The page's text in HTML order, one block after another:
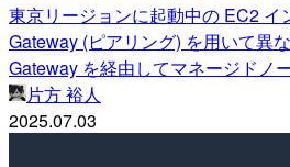
東京リージョンに起動中の EC2 イ
Gateway (ピアリング) を用いて異
Gateway を経由してマネージドノ
片方 裕人
2025.07.03